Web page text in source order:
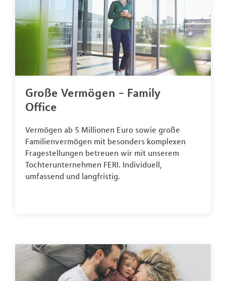
Große Vermögen - Family
Office
Vermögen ab 5 Millionen Euro sowie große
Familienvermögen mit besonders komplexen
Fragestellungen betreuen wir mit unserem
Tochterunternehmen FERI. Individuell,
umfassend und langfristig.